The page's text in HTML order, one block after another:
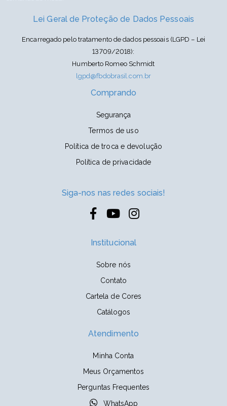
Lei Geral de Proteção de Dados Pessoais
Encarregado pelo tratamento de dados pessoais (LGPD – Lei
13709/2018):
Humberto Romeo Schmidt
lgpd@fbdobrasil.com.br
Comprando
Segurança
Termos de uso
Política de troca e devolução
Política de privacidade
Siga-nos nas redes sociais!
Institucional
Sobre nós
Contato
Cartela de Cores
Catálogos
Atendimento
Minha Conta
Meus Orçamentos
Perguntas Frequentes
WhatsApp